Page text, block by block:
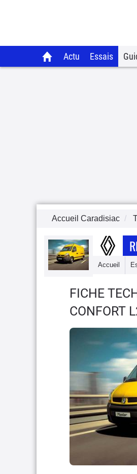
Actu Essais
Accueil Caradisiac
Accueil
FICHE
CONFORT